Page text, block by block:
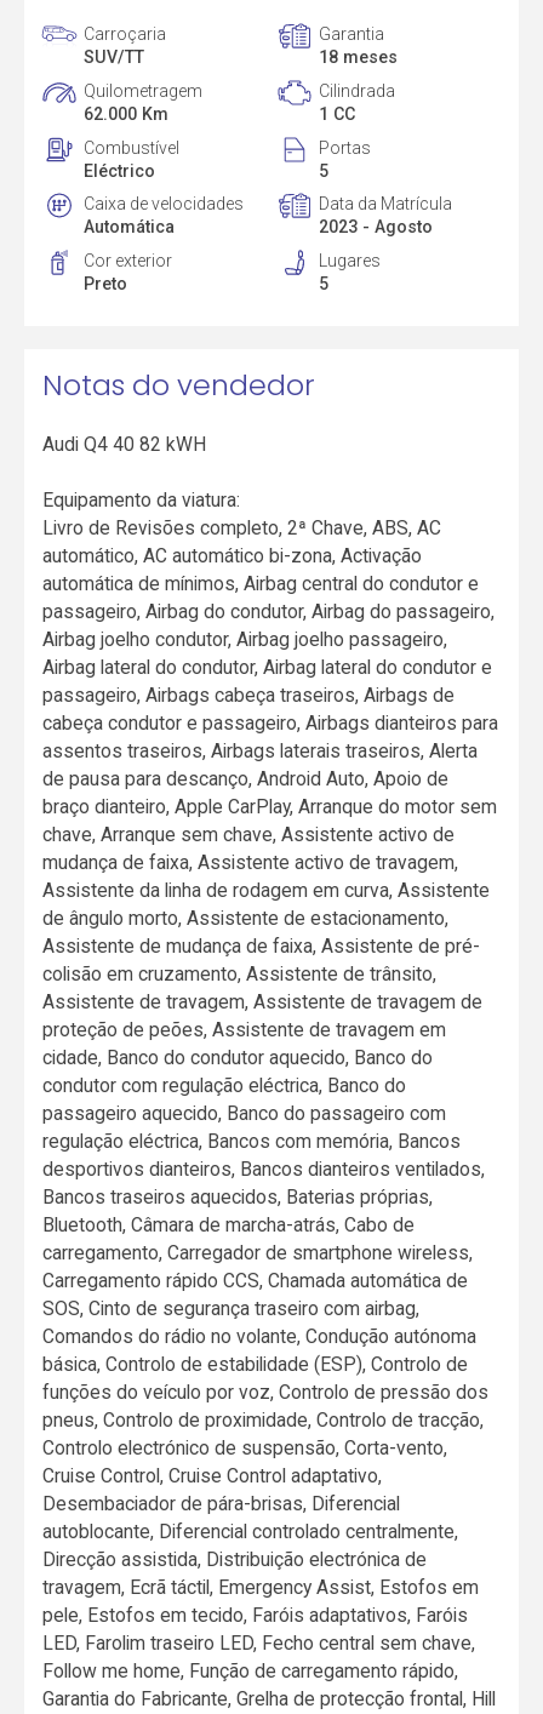
Carroçaria
SUV/TT
Garantia
18 meses
Quilometragem
62.000 Km
Cilindrada
1 CC
Combustível
Eléctrico
Portas
5
Caixa de velocidades
Automática
Data da Matrícula
2023 - Agosto
Cor exterior
Preto
Lugares
5
Notas do vendedor
Audi Q4 40 82 kWH
Equipamento da viatura:
Livro de Revisões completo, 2ª Chave, ABS, AC
automático, AC automático bi-zona, Activação
automática de mínimos, Airbag central do condutor e
passageiro, Airbag do condutor, Airbag do passageiro,
Airbag joelho condutor, Airbag joelho passageiro,
Airbag lateral do condutor, Airbag lateral do condutor e
passageiro, Airbags cabeça traseiros, Airbags de
cabeça condutor e passageiro, Airbags dianteiros para
assentos traseiros, Airbags laterais traseiros, Alerta
de pausa para descanço, Android Auto, Apoio de
braço dianteiro, Apple CarPlay, Arranque do motor sem
chave, Arranque sem chave, Assistente activo de
mudança de faixa, Assistente activo de travagem,
Assistente da linha de rodagem em curva, Assistente
de ângulo morto, Assistente de estacionamento,
Assistente de mudança de faixa, Assistente de pré-
colisão em cruzamento, Assistente de trânsito,
Assistente de travagem, Assistente de travagem de
proteção de peões, Assistente de travagem em
cidade, Banco do condutor aquecido, Banco do
condutor com regulação eléctrica, Banco do
passageiro aquecido, Banco do passageiro com
regulação eléctrica, Bancos com memória, Bancos
desportivos dianteiros, Bancos dianteiros ventilados,
Bancos traseiros aquecidos, Baterias próprias,
Bluetooth, Câmara de marcha-atrás, Cabo de
carregamento, Carregador de smartphone wireless,
Carregamento rápido CCS, Chamada automática de
SOS, Cinto de segurança traseiro com airbag,
Comandos do rádio no volante, Condução autónoma
básica, Controlo de estabilidade (ESP), Controlo de
funções do veículo por voz, Controlo de pressão dos
pneus, Controlo de proximidade, Controlo de tracção,
Controlo electrónico de suspensão, Corta-vento,
Cruise Control, Cruise Control adaptativo,
Desembaciador de pára-brisas, Diferencial
autoblocante, Diferencial controlado centralmente,
Direcção assistida, Distribuição electrónica de
travagem, Ecrã táctil, Emergency Assist, Estofos em
pele, Estofos em tecido, Faróis adaptativos, Faróis
LED, Farolim traseiro LED, Fecho central sem chave,
Follow me home, Função de carregamento rápido,
Garantia do Fabricante, Grelha de protecção frontal, Hill